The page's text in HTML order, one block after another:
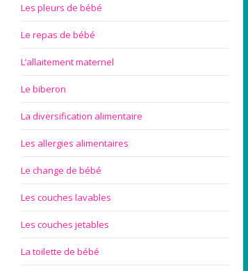
Les pleurs de bébé
Le repas de bébé
L’allaitement maternel
Le biberon
La diversification alimentaire
Les allergies alimentaires
Le change de bébé
Les couches lavables
Les couches jetables
La toilette de bébé